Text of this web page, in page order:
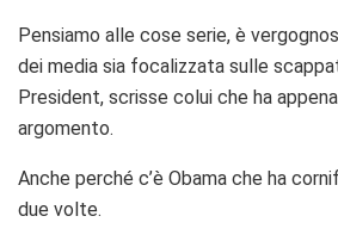
Pensiamo alle cose serie, è
dei media sia focalizzata sulle
President, scrisse colui che ha
argomento.
Anche perché c’è Obama che ha
due volte.